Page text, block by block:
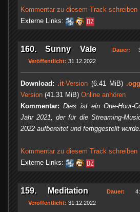
Kommentar zu diesem Track schreiben
Externe Links:
160. Sunny Vale Dauer:
Veröffentlicht: 31.12.2022
Download: .it-Version (6.41 MiB)
Version (41.31 MiB) Online anhören
Kommentar: Dies ist ein One-Hour-
Jahr 2021, der für die Streaming-
2022 aufbereitet und fertiggestellt wurde.
Kommentar zu diesem Track schreiben
Externe Links:
159. Meditation Dauer:
Veröffentlicht: 31.12.2022